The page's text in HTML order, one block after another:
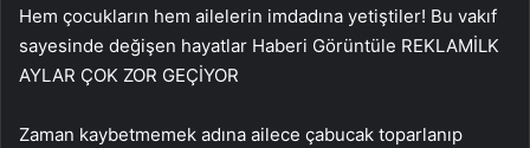
Hem çocukların hem ailelerin imdadına yetiştiler! Bu vakıf
sayesinde değişen hayatlar Haberi Görüntüle REKLAMİLK
AYLAR ÇOK ZOR GEÇİYOR
Zaman kaybetmemek adına ailece çabucak toparlanıp